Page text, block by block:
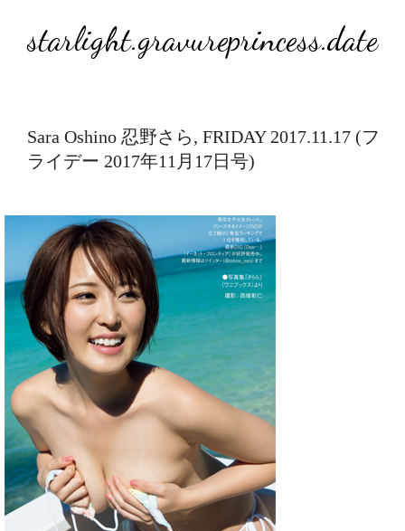
starlight.gravureprincess.date
Sara Oshino 忍野さら, FRIDAY 2017.11.17 (フ
ライデー 2017年11月17日号)